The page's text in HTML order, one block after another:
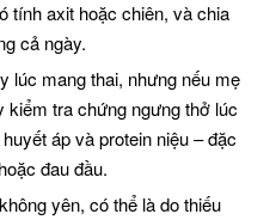
tính axit hoặc chiên, và chia
cả ngày.
lúc mang thai, nhưng nếu mẹ
kiểm tra chứng ngưng thở lúc
áp và protein niệu – đặc
đau đầu.
yên, có thể là do thiếu